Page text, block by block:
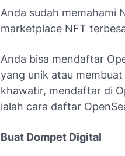
Anda sudah memahami
marketplace NFT
Anda bisa mendaftar
yang unik atau
khawatir, mendaftar di
ialah cara daftar
Buat Dompet Digital